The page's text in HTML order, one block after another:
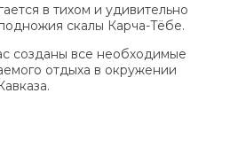
в тихом и удивительно
скалы Карча-Тёбе.
созданы все необходимые
отдыха в окружении